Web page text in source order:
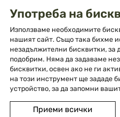
02 983 5014
Прескачане
съдържанието
Начало
Преминете
Употреба на
Използваме необходимите
нашият сайт. Също така бихме
незадължителни бисквитки, за
подобрим. Няма да задаваме
бисквитки, освен ако не ги
на този инструмент ще зададе
устройство, за да запомни
Приеми всички